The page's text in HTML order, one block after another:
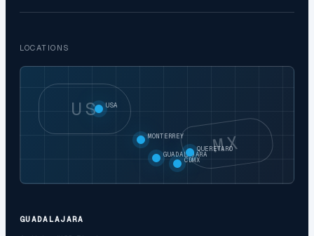
LOCATIONS
US
MX
USA
MONTERREY
GUADALAJARA
CDMX
QUERETARO
GUADALAJARA